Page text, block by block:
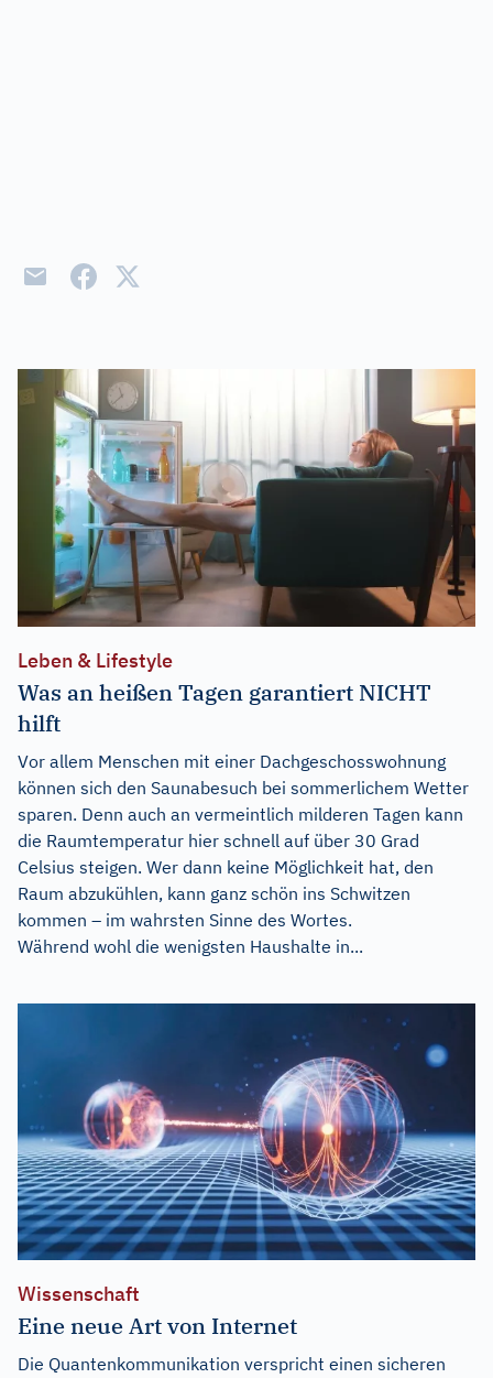
Leben & Lifestyle
Was an heißen Tagen garantiert NICHT
hilft
Vor allem Menschen mit einer Dachgeschosswohnung
können sich den Saunabesuch bei sommerlichem Wetter
sparen. Denn auch an vermeintlich milderen Tagen kann
die Raumtemperatur hier schnell auf über 30 Grad
Celsius steigen. Wer dann keine Möglichkeit hat, den
Raum abzukühlen, kann ganz schön ins Schwitzen
kommen – im wahrsten Sinne des Wortes.
Während wohl die wenigsten Haushalte in...
Wissenschaft
Eine neue Art von Internet
Die Quantenkommunikation verspricht einen sicheren